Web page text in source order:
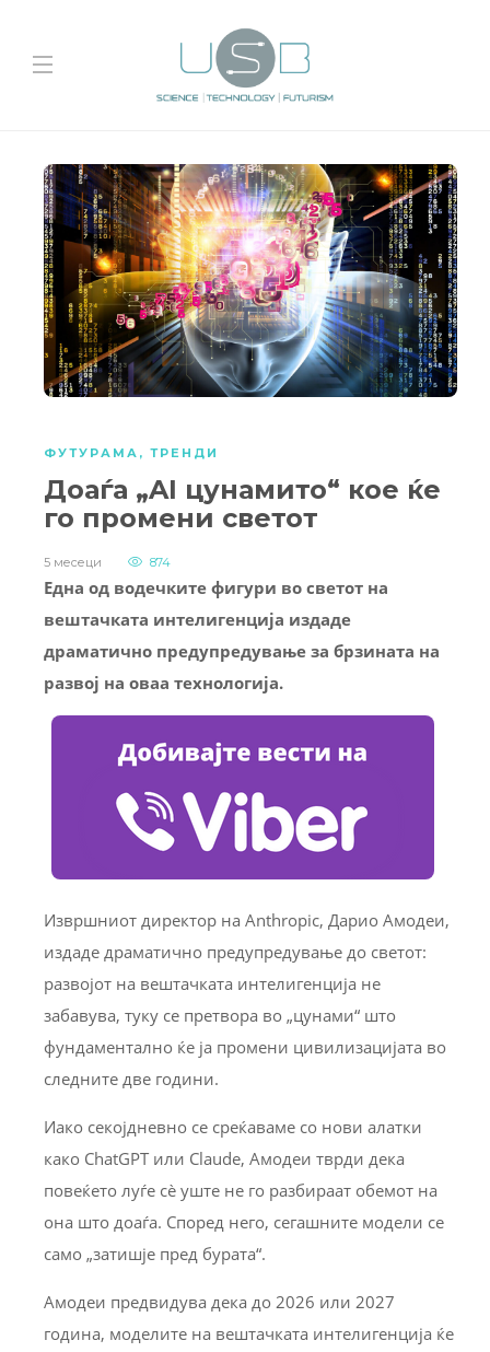
ФУТУРАМА , ТРЕНДИ
Доаѓа „AI цунамито“ кое ќе
го промени светот
5 месеци 874
Една од водечките фигури во светот на
вештачката интелигенција издаде
драматично предупредување за брзината на
развој на оваа технологија.
Извршниот директор на Anthropic, Дарио Амодеи,
издаде драматично предупредување до светот:
развојот на вештачката интелигенција не
забавува, туку се претвора во „цунами“ што
фундаментално ќе ја промени цивилизацијата во
следните две години.
Иако секојдневно се среќаваме со нови алатки
како ChatGPT или Claude, Амодеи тврди дека
повеќето луѓе сè уште не го разбираат обемот на
она што доаѓа. Според него, сегашните модели се
само „затишје пред бурата“.
Амодеи предвидува дека до 2026 или 2027
година, моделите на вештачката интелигенција ќе